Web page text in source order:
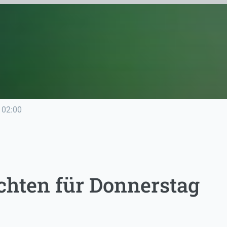
02:00
für Donnerstag